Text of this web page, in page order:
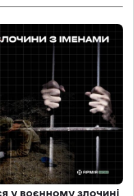
у воєнному злочині